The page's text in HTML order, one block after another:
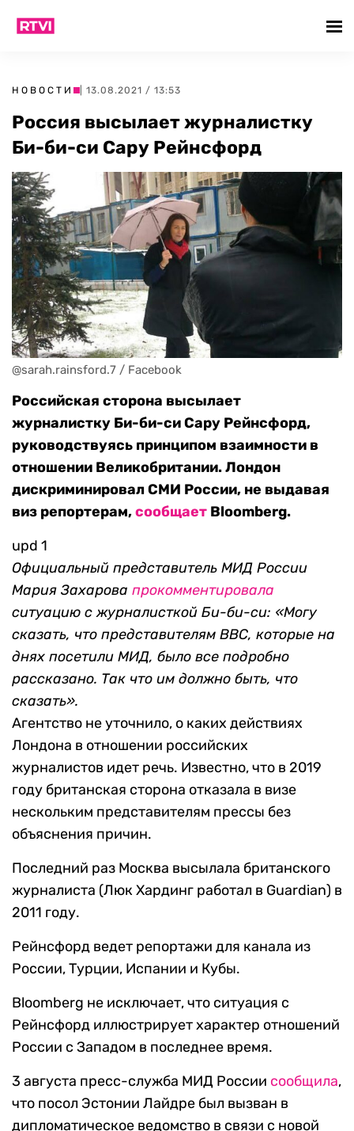
НОВОСТИ | 13.08.2021 / 13:53
Россия высылает журналистку
Би-би-си Сару Рейнсфорд
@sarah.rainsford.7 / Facebook
Российская сторона высылает
журналистку Би-би-си Сару Рейнсфорд,
руководствуясь принципом взаимности в
отношении Великобритании. Лондон
дискриминировал СМИ России, не выдавая
виз репортерам,сообщает Bloomberg.
upd 1
Официальный представитель МИД России
Мария Захарова прокомментировала
ситуацию с журналисткой Би-би-си: «Могу
сказать, что представителям ВВС, которые на
днях посетили МИД, было все подробно
рассказано. Так что им должно быть, что
сказать».
Агентство не уточнило, о каких действиях
Лондона в отношении российских
журналистов идет речь. Известно, что в 2019
году британская сторона отказала в визе
нескольким представителям прессы без
объяснения причин.
Последний раз Москва высылала британского
журналиста (Люк Хардинг работал в Guardian) в
2011 году.
Рейнсфорд ведет репортажи для канала из
России, Турции, Испании и Кубы.
Bloomberg не исключает, что ситуация с
Рейнсфорд иллюстрирует характер отношений
России с Западом в последнее время.
3 августа пресс-служба МИД России сообщила,
что посол Эстонии Лайдре был вызван в
дипломатическое ведомство в связи с новой